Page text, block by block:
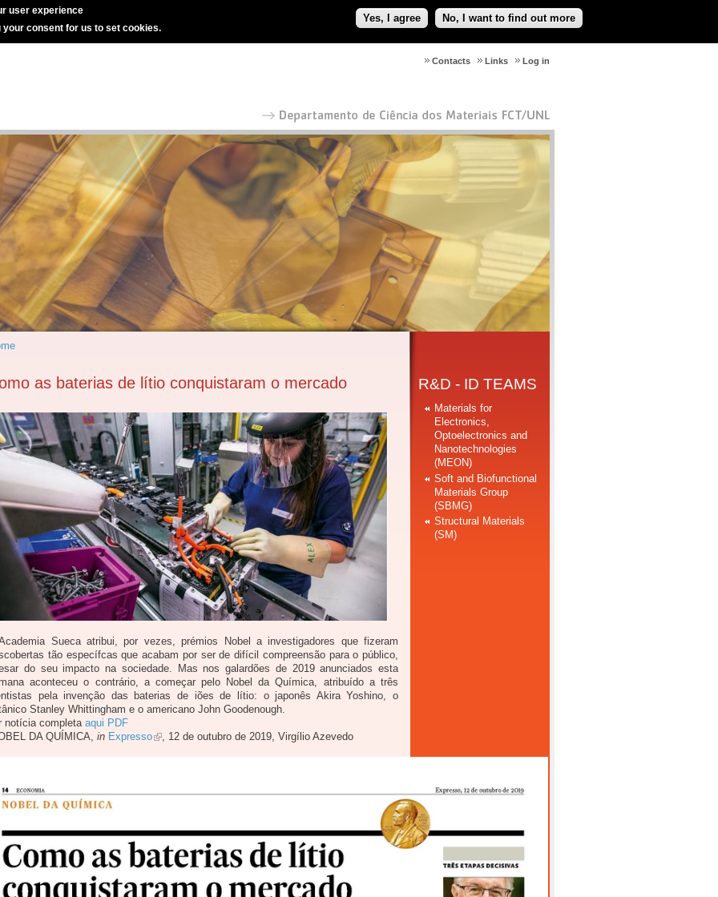
user experience
consent for us to set cookies.
Yes, I agree No, I want to find out more
Log in
Links
Contacts
as baterias de lítio conquistaram o mercado
Sueca atribui, por vezes, prémios Nobel a investigadores que fizeram
tão específcas que acabam por ser de difícil compreensão para o público,
do seu impacto na sociedade. Mas nos galardões de 2019 anunciados esta
aconteceu o contrário, a começar pelo Nobel da Química, atribuído a três
pela invenção das baterias de iões de lítio: o japonês Akira Yoshino, o
Stanley Whittingham e o americano John Goodenough.
notícia completa aqui PDF
DA QUÍMICA, in Expresso , 12 de outubro de 2019, Virgílio Azevedo
R&D - ID TEAMS
Materials for
Electronics,
Optoelectronics and
Nanotechnologies
(MEON)
Soft and Biofunctional
Materials Group
(SBMG)
Structural Materials
(SM)